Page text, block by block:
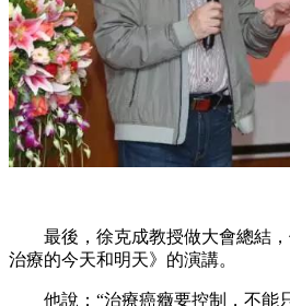
最後，徐克成教授做大會總結，
治療的今天和明天》的演講。
他說：“治療癌癥要控制，不能